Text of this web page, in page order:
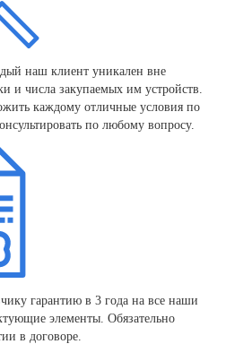
наш клиент уникален вне
и числа закупаемых им устройств.
каждому отличные условия по
по любому вопросу.
гарантию в 3 года на все наши
элементы. Обязательно
в договоре.